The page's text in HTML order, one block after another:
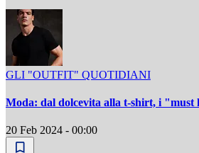
GLI "OUTFIT" QUOTIDIANI
Moda: dal dolcevita alla t-shirt, i "must
20 Feb 2024 - 00:00